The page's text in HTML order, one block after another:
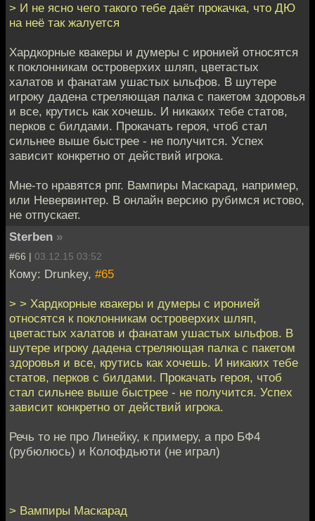
> И не ясно чего такого тебе даёт прокачка, что ДЮ
на неё так жалуется
Хардкорные квакеры и думеры с иронией относятся
к поклонникам островерхих шляп, цветастых
халатов и фанатам ушастых ыльфов. В шутере
игроку дадена стреляющая палка с пакетом здоровья
и все, крутись как хочешь. И никаких тебе статов,
перков с билдами. Прокачать героя, чтоб стал
сильнее выше быстрее - не получится. Успех
зависит конкретно от действий игрока.
Мне-то нравятся рпг. Вампиры Маскарад, например,
или Невервинтер. В онлайн версию рубимся истово,
не отпускает.
Sterben »
#66 | 03.12.15 03:52
Кому: Drunkey, #65
> > Хардкорные квакеры и думеры с иронией
относятся к поклонникам островерхих шляп,
цветастых халатов и фанатам ушастых ыльфов. В
шутере игроку дадена стреляющая палка с пакетом
здоровья и все, крутись как хочешь. И никаких тебе
статов, перков с билдами. Прокачать героя, чтоб
стал сильнее выше быстрее - не получится. Успех
зависит конкретно от действий игрока.
Речь то не про Линейку, к примеру, а про БФ4
(рубюлюсь) и Колофдьюти (не играл)
> Вампиры Маскарад